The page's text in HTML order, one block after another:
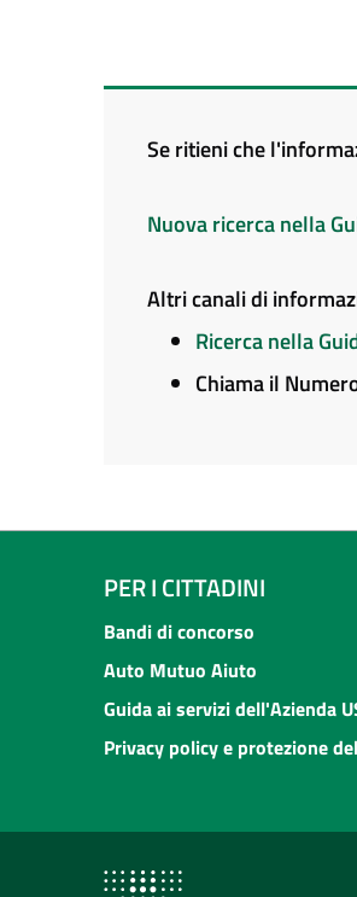
Se ritieni che
Nuova ricerca nella
Altri canali di
Ricerca nella
Chiama il
PER I CITTADINI
Bandi di concorso
Auto Mutuo Aiuto
Guida ai servizi dell'Azienda
Privacy policy e protezione